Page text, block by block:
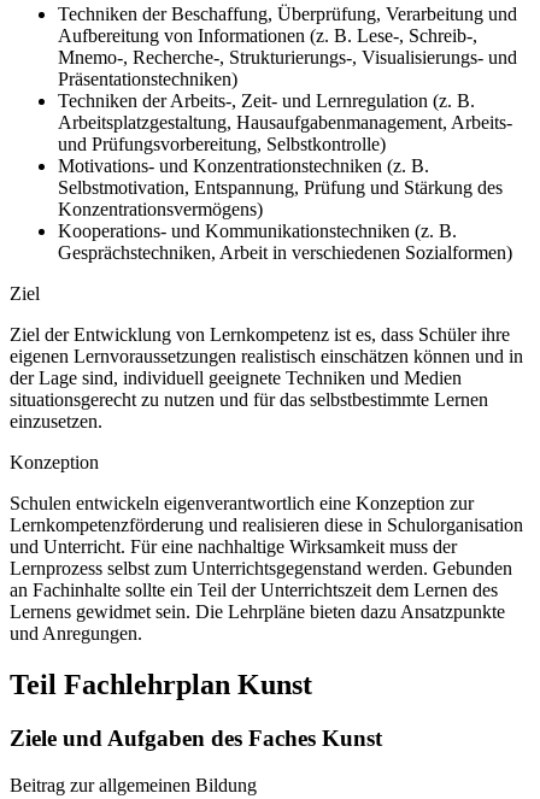
Techniken der Beschaffung, Überprüfung, Verarbeitung und
Aufbereitung von Informationen (z. B. Lese-, Schreib-,
Mnemo-, Recherche-, Strukturierungs-, Visualisierungs- und
Präsentationstechniken)
Techniken der Arbeits-, Zeit- und Lernregulation (z. B.
Arbeitsplatzgestaltung, Hausaufgabenmanagement, Arbeits-
und Prüfungsvorbereitung, Selbstkontrolle)
Motivations- und Konzentrationstechniken (z. B.
Selbstmotivation, Entspannung, Prüfung und Stärkung des
Konzentrationsvermögens)
Kooperations- und Kommunikationstechniken (z. B.
Gesprächstechniken, Arbeit in verschiedenen Sozialformen)
Ziel
Ziel der Entwicklung von Lernkompetenz ist es, dass Schüler ihre
eigenen Lernvoraussetzungen realistisch einschätzen können und in
der Lage sind, individuell geeignete Techniken und Medien
situationsgerecht zu nutzen und für das selbstbestimmte Lernen
einzusetzen.
Konzeption
Schulen entwickeln eigenverantwortlich eine Konzeption zur
Lernkompetenzförderung und realisieren diese in Schulorganisation
und Unterricht. Für eine nachhaltige Wirksamkeit muss der
Lernprozess selbst zum Unterrichtsgegenstand werden. Gebunden
an Fachinhalte sollte ein Teil der Unterrichtszeit dem Lernen des
Lernens gewidmet sein. Die Lehrpläne bieten dazu Ansatzpunkte
und Anregungen.
Teil Fachlehrplan Kunst
Ziele und Aufgaben des Faches Kunst
Beitrag zur allgemeinen Bildung